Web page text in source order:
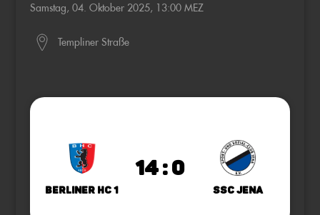
Samstag, 04. Oktober 2025, 13:00 MEZ
Templiner Straße
Berliner HC 1
14 : 0
SSC Jena